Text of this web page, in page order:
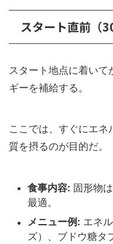
スタート直前（
スタート地点に着い
ギーを補給する。
ここでは、すぐにエ
質を摂るのが目的だ。
食事内容: 固形物
最適。
メニュー例: エネ
ズ）、ブドウ糖タ